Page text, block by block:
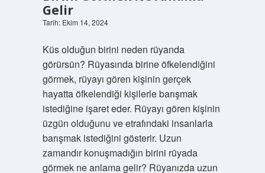
Gelir
Tarih: Ekim 14, 2024
Küs olduğun birini neden rüyanda
görürsün? Rüyasında birine öfkelendiğini
görmek, rüyayı gören kişinin gerçek
hayatta öfkelendiği kişilerle barışmak
istediğine işaret eder. Rüyayı gören kişinin
üzgün olduğunu ve etrafındaki insanlarla
barışmak istediğini gösterir. Uzun
zamandır konuşmadığın birini rüyada
görmek ne anlama gelir? Rüyanızda uzun